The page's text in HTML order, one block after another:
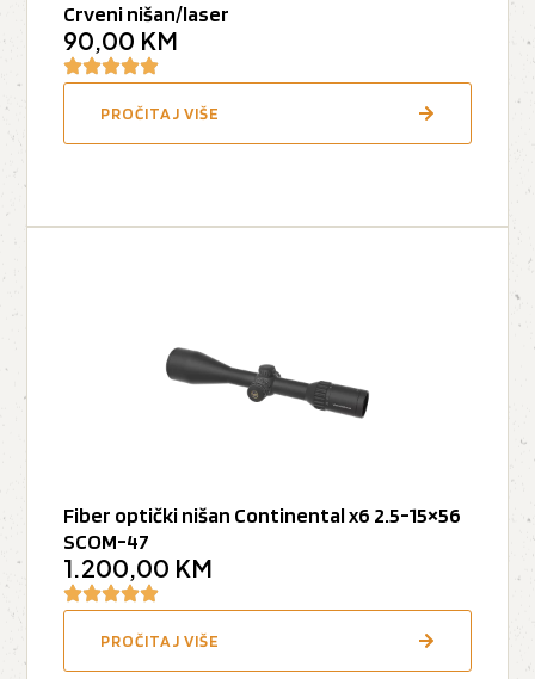
Crveni nišan/laser
90,00 KM
PROČITAJ VIŠE
Fiber optički nišan Continental x6 2.5-15×56
SCOM-47
1.200,00 KM
PROČITAJ VIŠE